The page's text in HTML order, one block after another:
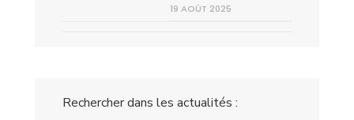
19 AOÛT 2025
Rechercher dans les actualités :